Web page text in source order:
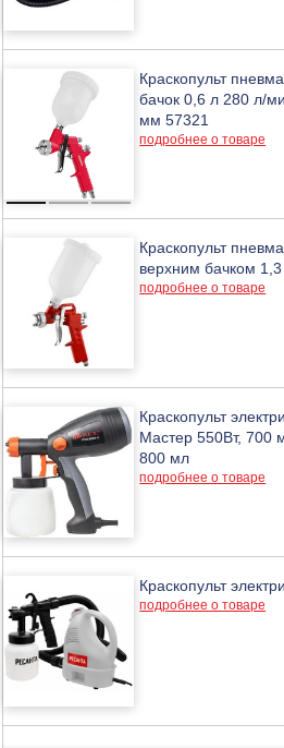
Краскопульт
бачок 0,6 л 280 л/
мм 57321
подробнее о товаре
Краскопульт
верхним бачком
подробнее о товаре
Краскопульт
Мастер 550Вт, 700
800 мл
подробнее о товаре
Краскопульт
подробнее о товаре